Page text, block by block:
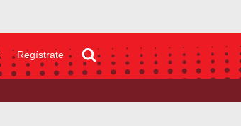
Regístrate